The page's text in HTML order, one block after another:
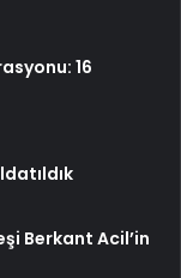
16
Berkant Acil’in